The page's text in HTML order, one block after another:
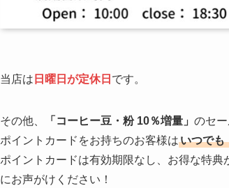
当店は 日曜日が定休日 です。
その他、 「コーヒー豆・粉 10％増量」 のセ
ポイントカードをお持ちのお客様はいつでも
ポイントカードは有効期限なし、お得な特
にお声がけください！